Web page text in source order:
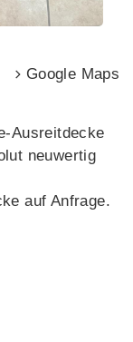
Google Maps
Ausreitdecke
neuwertig
auf Anfrage.